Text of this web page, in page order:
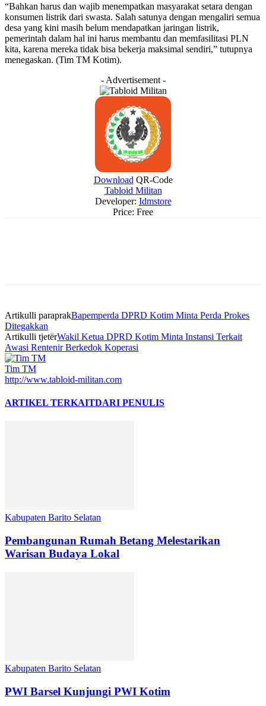
“Bahkan harus dan wajib menempatkan masyarakat setara dengan
konsumen listrik dari swasta. Salah satunya dengan mengaliri semua
desa yang kini masih belum mendapatkan jaringan listrik,
pemerintah dalam hal ini harus membantu dan memfasilitasi PLN
kita, karena mereka tidak bisa bekerja maksimal sendiri,” tutupnya
menegaskan. (Tim TM Kotim).
- Advertisement -
Download QR-Code
Tabloid Militan
Developer: Idmstore
Price: Free
Artikulli paraprakBapemperda DPRD Kotim Minta Perda Prokes
Ditegakkan
Artikulli tjetërWakil Ketua DPRD Kotim Minta Instansi Terkait
Awasi Rentenir Berkedok Koperasi
Tim TM
http://www.tabloid-militan.com
ARTIKEL TERKAITDARI PENULIS
Kabupaten Barito Selatan
Pembangunan Rumah Betang Melestarikan
Warisan Budaya Lokal
Kabupaten Barito Selatan
PWI Barsel Kunjungi PWI Kotim